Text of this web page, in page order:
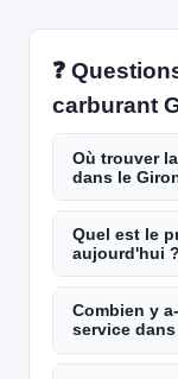
❓
carburant
Où trouver
dans le
Quel est le
aujourd'hui ?
Combien y
service